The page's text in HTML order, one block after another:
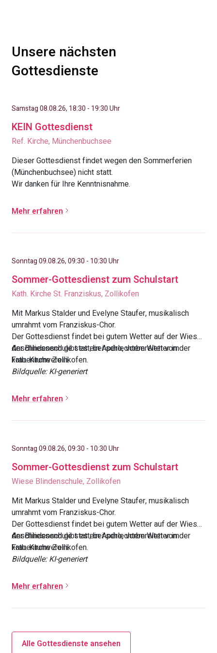
Unsere nächsten
Gottesdienste
Samstag 08.08.26, 18:30 - 19:30 Uhr
KEIN Gottesdienst
Ref. Kirche, Münchenbuchsee
Dieser Gottesdienst findet wegen den Sommerferien
(Münchenbuchsee) nicht statt.
Wir danken für Ihre Kenntnisnahme.
Mehr erfahren
Sonntag 09.08.26, 09:30 - 10:30 Uhr
Sommer-Gottesdienst zum Schulstart
Kath. Kirche St. Franziskus, Zollikofen
Mit Markus Stalder und Evelyne Staufer, musikalisch
umrahmt vom Franziskus-Chor.
Der Gottesdienst findet bei gutem Wetter auf der Wiese
der Blindenschule statt; bei schlechtem Wetter in der
kath. Kirche Zollikofen.
Anschliessend gibt es ein Apéro, vorbereitet vom
Frauenturnverein.
Bildquelle: KI-generiert
Mehr erfahren
Sonntag 09.08.26, 09:30 - 10:30 Uhr
Sommer-Gottesdienst zum Schulstart
Wiese Blindenschule, Zollikofen
Mit Markus Stalder und Evelyne Staufer, musikalisch
umrahmt vom Franziskus-Chor.
Der Gottesdienst findet bei gutem Wetter auf der Wiese
der Blindenschule statt; bei schlechtem Wetter in der
kath. Kirche Zollikofen.
Anschliessend gibt es ein Apéro, vorbereitet vom
Frauenturnverein.
Bildquelle: KI-generiert
Mehr erfahren
Alle Gottesdienste ansehen